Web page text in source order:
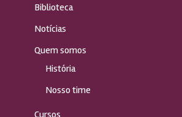
Biblioteca
Notícias
Quem somos
História
Nosso time
Cursos